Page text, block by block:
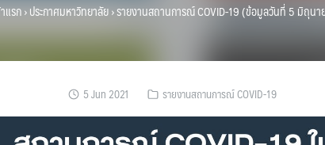
แรก›ประกาศมหาวิทยาลัย›รายงานสถานการณ์ COVID-19 (ข้อมูลวันที่ 5 มิถุน
5 Jun 2021 รายงานสถานการณ์ COVID-19